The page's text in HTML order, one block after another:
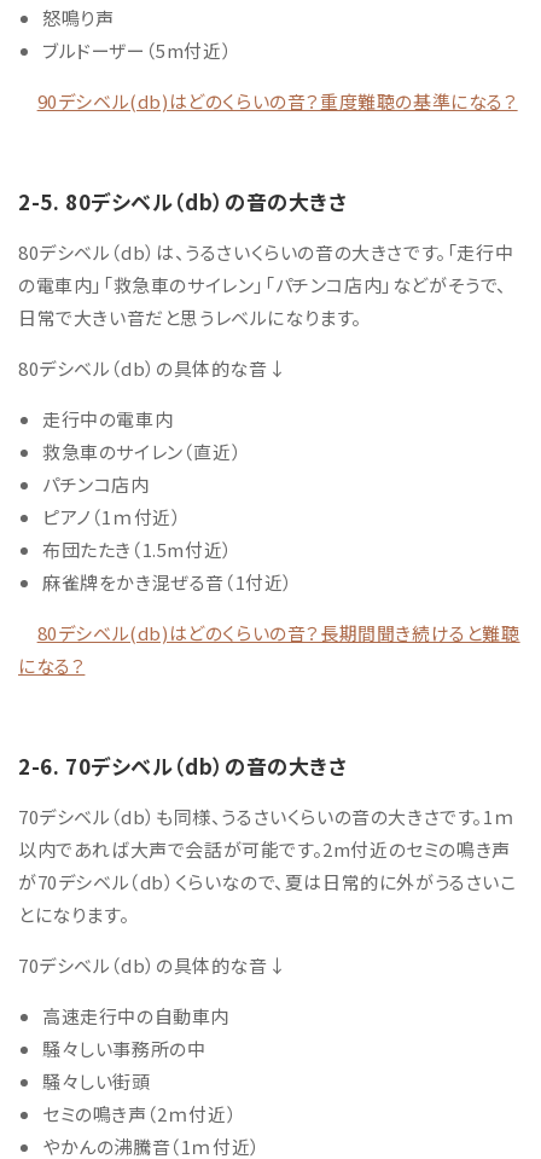
怒鳴り声
ブルドーザー（5m付近）
90デシベル(db)はどのくらいの音？重度難聴の基準になる？
2-5. 80デシベル（db）の音の大きさ
80デシベル（db）は、うるさいくらいの音の大きさです。「走行中
の電車内」「救急車のサイレン」「パチンコ店内」などがそうで、
日常で大きい音だと思うレベルになります。
80デシベル（db）の具体的な音↓
走行中の電車内
救急車のサイレン（直近）
パチンコ店内
ピアノ（1ｍ付近）
布団たたき（1.5m付近）
麻雀牌をかき混ぜる音（1付近）
80デシベル(db)はどのくらいの音？長期間聞き続けると難聴
になる？
2-6. 70デシベル（db）の音の大きさ
70デシベル（db）も同様、うるさいくらいの音の大きさです。1ｍ
以内であれば大声で会話が可能です。2m付近のセミの鳴き声
が70デシベル（db）くらいなので、夏は日常的に外がうるさいこ
とになります。
70デシベル（db）の具体的な音↓
高速走行中の自動車内
騒々しい事務所の中
騒々しい街頭
セミの鳴き声（2ｍ付近）
やかんの沸騰音（1ｍ付近）